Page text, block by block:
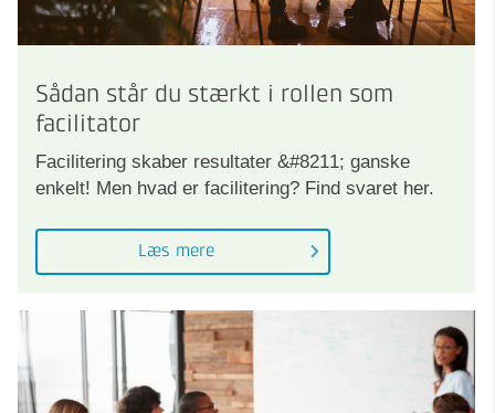
Sådan står du stærkt i rollen som
facilitator
Facilitering skaber resultater &#8211; ganske
enkelt! Men hvad er facilitering? Find svaret her.
Læs mere